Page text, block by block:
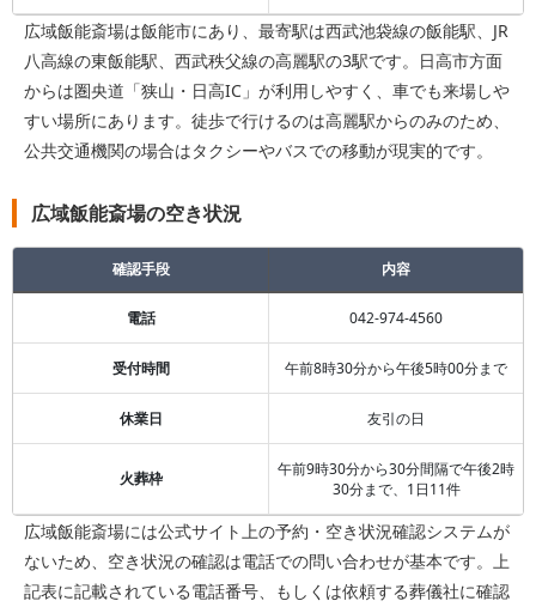
広域飯能斎場は飯能市にあり、最寄駅は西武池袋線の飯能駅、JR
八高線の東飯能駅、西武秩父線の高麗駅の3駅です。日高市方面
からは圏央道「狭山・日高IC」が利用しやすく、車でも来場しや
すい場所にあります。徒歩で行けるのは高麗駅からのみのため、
公共交通機関の場合はタクシーやバスでの移動が現実的です。
広域飯能斎場の空き状況
確認手段 内容
電話 042-974-4560
受付時間 午前8時30分から午後5時00分まで
休業日 友引の日
火葬枠
午前9時30分から30分間隔で午後2時
30分まで、1日11件
広域飯能斎場には公式サイト上の予約・空き状況確認システムが
ないため、空き状況の確認は電話での問い合わせが基本です。上
記表に記載されている電話番号、もしくは依頼する葬儀社に確認